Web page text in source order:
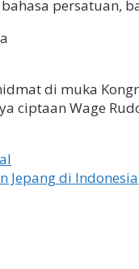
persatuan,
di muka
ciptaan Wage
Jepang di Indonesia